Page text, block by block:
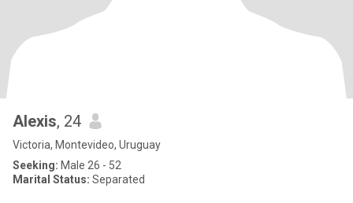
Alexis, 24
Victoria, Montevideo, Uruguay
Seeking: Male 26 - 52
Marital Status: Separated